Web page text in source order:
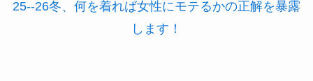
25--26冬、何を着れば女性にモテるかの正解を暴露
します！